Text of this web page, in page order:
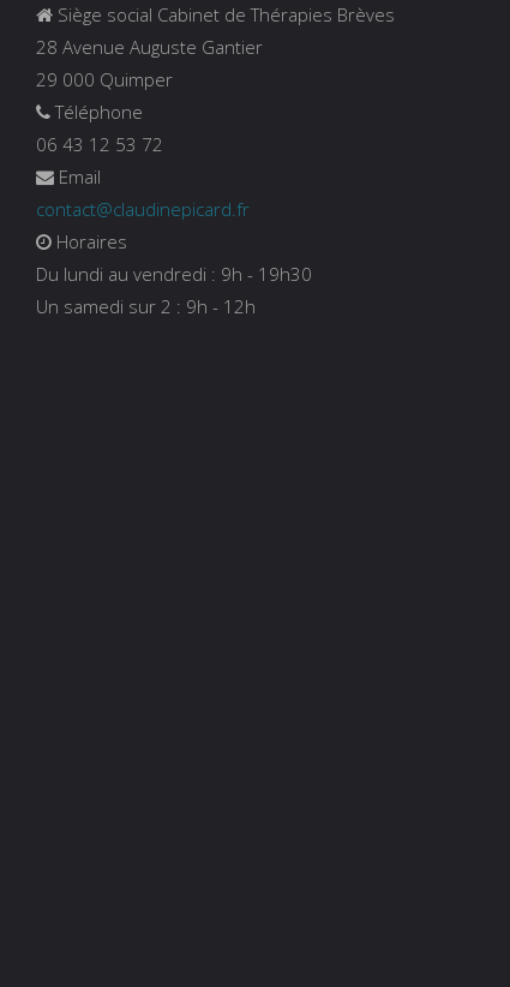
Siège social Cabinet de Thérapies Brèves
28 Avenue Auguste Gantier
29 000 Quimper
Téléphone
06 43 12 53 72
Email
contact@claudinepicard.fr
Horaires
Du lundi au vendredi : 9h - 19h30
Un samedi sur 2 : 9h - 12h